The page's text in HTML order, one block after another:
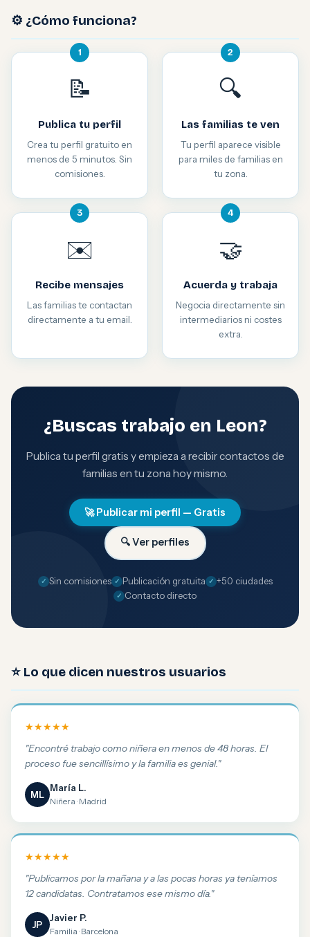
⚙️ ¿Cómo funciona?
1
📝
Publica tu perfil
Crea tu perfil gratuito en
menos de 5 minutos. Sin
comisiones.
2
🔍
Las familias te ven
Tu perfil aparece visible
para miles de familias en
tu zona.
3
✉️
Recibe mensajes
Las familias te contactan
directamente a tu email.
4
🤝
Acuerda y trabaja
Negocia directamente sin
intermediarios ni costes
extra.
¿Buscas trabajo en Leon?
Publica tu perfil gratis y empieza a recibir contactos de
familias en tu zona hoy mismo.
🚀 Publicar mi perfil — Gratis
🔍 Ver perfiles
Sin comisiones Publicación gratuita
+50 ciudades
Contacto directo
⭐ Lo que dicen nuestros usuarios
★★★★★
"Encontré trabajo como niñera en menos de 48 horas. El
proceso fue sencillísimo y la familia es genial."
ML
María L.
Niñera · Madrid
★★★★★
"Publicamos por la mañana y a las pocas horas ya teníamos
12 candidatas. Contratamos ese mismo día."
JP
Javier P.
Familia · Barcelona